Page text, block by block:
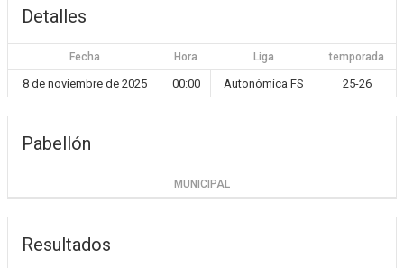
Detalles
Fecha Hora Liga temporada
8 de noviembre de 2025 00:00 Autonómica FS 25-26
Pabellón
MUNICIPAL
Resultados